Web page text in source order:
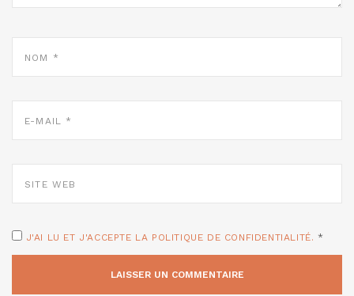
MAIL
WEB
J'AI LU ET J'ACCEPTE LA POLITIQUE DE CONFIDENTIALITÉ. *